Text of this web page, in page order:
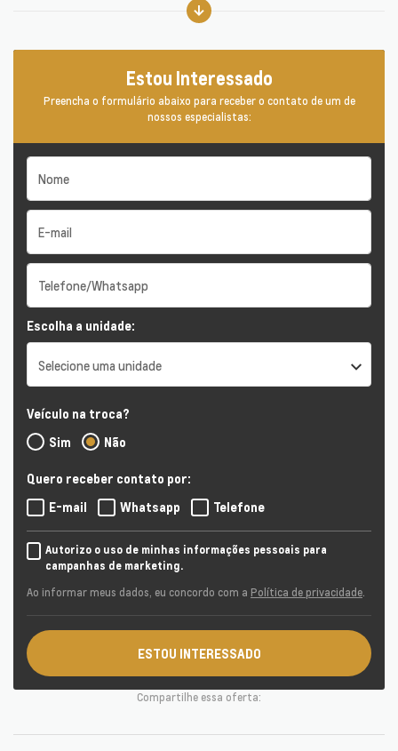
Estou Interessado
Preencha o formulário abaixo para receber o contato de um de
nossos especialistas:
Escolha a unidade:
Selecione uma unidade
Veículo na troca?
Sim
Não
Quero receber contato por:
E-mail
Whatsapp Telefone
Autorizo o uso de minhas informações pessoais para
campanhas de marketing.
Ao informar meus dados, eu concordo com a Política de privacidade.
ESTOU INTERESSADO
Compartilhe essa oferta: